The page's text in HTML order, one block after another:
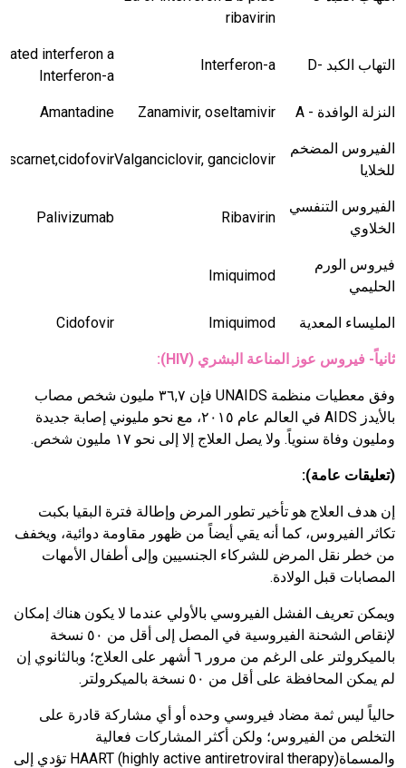
ribavirin
التهاب الكبد -D
Interferon-a
Interferon-a
النزلة الوافدة - A
Zanamivir, oseltamivir
Amantadine
الفيروس المضخم
للخلايا
Valganciclovir, ganciclovir
الفيروس التنفسي
الخلاوي
Ribavirin
Palivizumab
فيروس الورم
الحليمي
Imiquimod
المليساء المعدية Imiquimod
Cidofovir
ثانياً- فيروس عوز المناعة البشري (HIV)
:
وفق معطيات منظمة UNAIDS فإن ٣٦ ,
٧ مليون شخص مصاب
بالأيدز AIDS
في العالم عام ٢٠١٥، مع نحو مليوني إصابة جديدة
ومليون وفاة سنوياً. ولا يصل العلاج إلا إلى نحو ١٧ مليون شخص.
(تعليقات عامة):
إن هدف العلاج هو تأخير تطور المرض وإطالة فترة البقيا بكبت
تكاثر الفيروس، كما أنه يقي أيضاً من ظهور مقاومة دوائية، ويخفف
من خطر نقل المرض للشركاء الجنسيين وإلى أطفال الأمهات
المصابات قبل الولادة.
ويمكن تعريف الفشل الفيروسي بالأولي عندما لا يكون هناك إمكان
لإنقاص الشحنة الفيروسية في المصل إلى أقل من ٥٠ نسخة
بالميكرولتر على الرغم من مرور ٦ أشهر على العلاج؛ وبالثانوي إن
لم يمكن المحافظة على أقل من ٥٠ نسخة بالميكرولتر.
حالياً ليس ثمة مضاد فيروسي وحده أو أي مشاركة قادرة على
التخلص من الفيروس؛ ولكن أكثر المشاركات فعالية
والمسماةHAART (highly active antiretroviral therapy) تؤدي إلى